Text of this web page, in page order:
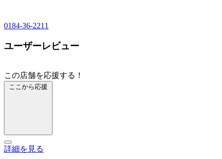
0184-36-2211
ユーザーレビュー
この店舗を応援する！
ここから応援
詳細を見る